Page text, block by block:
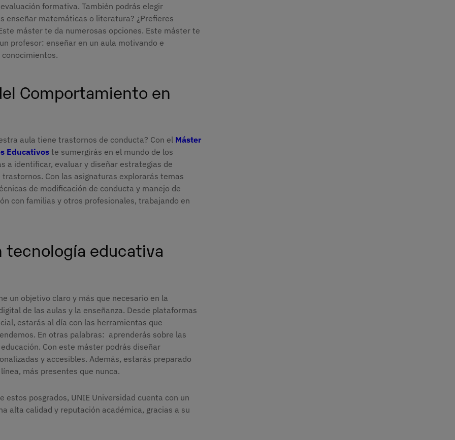
formativa. También podrás elegir
enseñar matemáticas o literatura? ¿Prefieres
máster te da numerosas opciones. Este máster te
profesor: enseñar en un aula motivando e
Comportamiento en
aula tiene trastornos de conducta? Con el Máster
Educativoste sumergirás en el mundo de los
a identificar, evaluar y diseñar estrategias de
Con las asignaturas explorarás temas
de modificación de conducta y manejo de
con familias y otros profesionales, trabajando en
educativa
un objetivo claro y más que necesario en la
de las aulas y la enseñanza. Desde plataformas
estarás al día con las herramientas que
En otras palabras: aprenderás sobre las
Con este máster podrás diseñar
y accesibles. Además, estarás preparado
más presentes que nunca.
posgrados, UNIE Universidad cuenta con un
alta calidad y reputación académica, gracias a su